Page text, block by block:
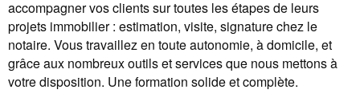
accompagner vos clients sur toutes les étapes de leurs
projets immobilier : estimation, visite, signature chez le
notaire. Vous travaillez en toute autonomie, à domicile, et
grâce aux nombreux outils et services que nous mettons à
votre disposition. Une formation solide et complète.